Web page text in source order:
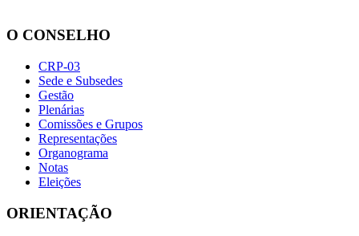
O CONSELHO
CRP-03
Sede e Subsedes
Gestão
Plenárias
Comissões e Grupos
Representações
Organograma
Notas
Eleições
ORIENTAÇÃO